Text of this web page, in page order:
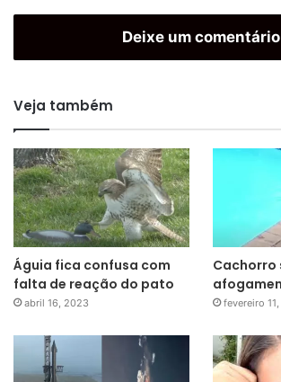
Deixe um comentário
Veja também
Águia fica confusa com
falta de reação do pato
abril 16, 2023
Cachorro
fevereiro